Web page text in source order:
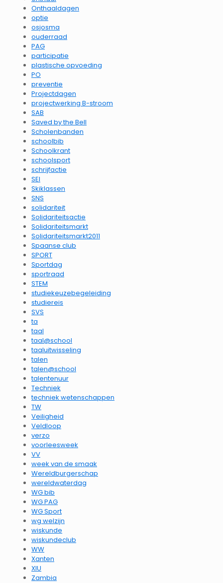
Onthaaldagen
optie
osjosma
ouderraad
PAG
participatie
plastische opvoeding
PO
preventie
Projectdagen
projectwerking B-stroom
SAB
Saved by the Bell
Scholenbanden
schoolbib
Schoolkrant
schoolsport
schrijfactie
SEI
Skiklassen
SNS
solidariteit
Solidariteitsactie
Solidariteitsmarkt
Solidariteitsmarkt2011
Spaanse club
SPORT
Sportdag
sportraad
STEM
studiekeuzebegeleiding
studiereis
SVS
ta
taal
taal@school
taaluitwisseling
talen
talen@school
talentenuur
Techniek
techniek wetenschappen
TW
Veiligheid
Veldloop
verzo
voorleesweek
VV
week van de smaak
Wereldburgerschap
wereldwaterdag
WG bib
WG PAG
WG Sport
wg welzijn
wiskunde
wiskundeclub
WW
Xanten
XIU
Zambia